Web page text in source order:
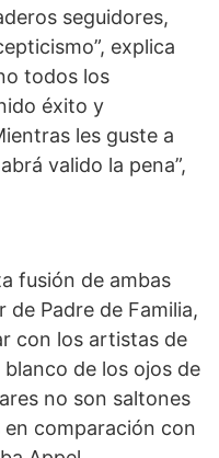
seguidores,
explica
todos los
éxito y
les guste a
valido la pena”,
fusión de ambas
de Padre de Familia,
con los artistas de
de los ojos de
no son saltones
comparación con